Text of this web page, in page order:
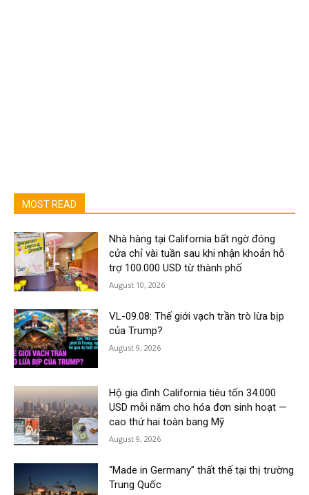
MOST READ
Nhà hàng tại California bất ngờ đóng
cửa chỉ vài tuần sau khi nhận khoản hỗ
trợ 100.000 USD từ thành phố
August 10, 2026
VL-09.08: Thế giới vạch trần trò lừa bịp
của Trump?
August 9, 2026
Hộ gia đình California tiêu tốn 34.000
USD mỗi năm cho hóa đơn sinh hoạt —
cao thứ hai toàn bang Mỹ
August 9, 2026
“Made in Germany” thất thế tại thị trường
Trung Quốc